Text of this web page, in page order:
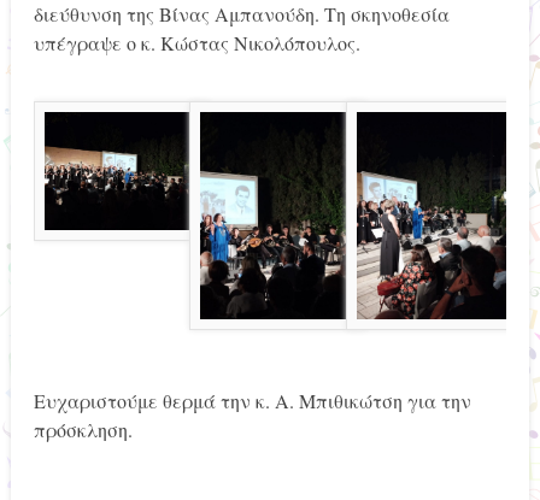
διεύθυνση της Βίνας Αμπανούδη. Τη σκηνοθεσία
υπέγραψε ο κ. Κώστας Νικολόπουλος.
Ευχαριστούμε θερμά την κ. Α. Μπιθικώτση για την
πρόσκληση.